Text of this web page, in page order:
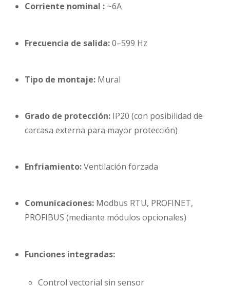
Corriente nominal : ~6A
Frecuencia de salida:0–599 Hz
Tipo de montaje: Mural
Grado de protección: IP20 (con posibilidad de
carcasa externa para mayor protección)
Enfriamiento:Ventilación forzada
Comunicaciones: Modbus RTU, PROFINET,
PROFIBUS (mediante módulos opcionales)
Funciones integradas:
Control vectorial sin sensor